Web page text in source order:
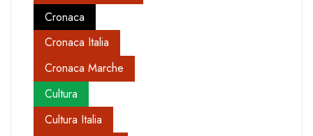
Cronaca
Cronaca Italia
Cronaca Marche
Cultura
Cultura Italia